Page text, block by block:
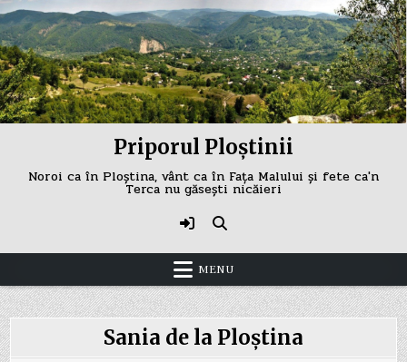
Skip
to
content
Priporul Ploștinii
Noroi ca în Ploștina, vânt ca în Fața Malului și fete ca'n
Terca nu găsești nicăieri
MENU
Sania de la Ploştina